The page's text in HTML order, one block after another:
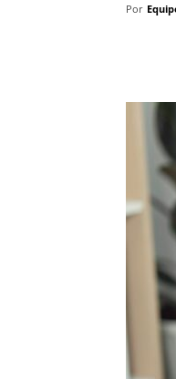
Por